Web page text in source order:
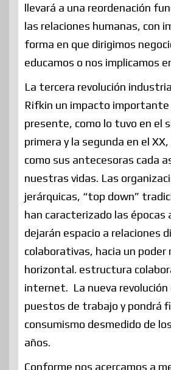
llevará a una reordenación
las relaciones humanas, con
forma en que dirigimos
educamos o nos implicamos
La tercera revolución
Rifkin un impacto importante
presente, como lo tuvo en el
primera y la segunda en el
como sus antecesoras cada
nuestras vidas. Las
jerárquicas, “top down”
han caracterizado las épocas
dejarán espacio a relaciones
colaborativas, hacia un poder
horizontal. estructura
internet. La nueva revolución
puestos de trabajo y pondrá
consumismo desmedido de
años.
Conforme nos acercamos a